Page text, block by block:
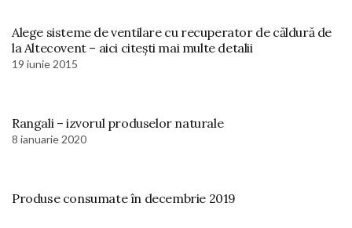
Alege sisteme de ventilare cu recuperator de căldură de
la Altecovent – aici citești mai multe detalii
19 iunie 2015
Rangali – izvorul produselor naturale
8 ianuarie 2020
Produse consumate în decembrie 2019